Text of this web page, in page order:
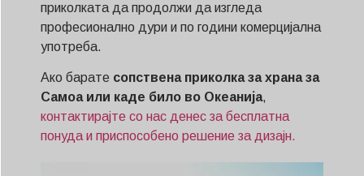
приколката да продолжи да изгледа
професионално дури и по години комерцијална
употреба.
Ако барате сопствена приколка за храна за
Самоа или каде било во Океанија,
контактирајте со нас денес за бесплатна
понуда и приспособено решение за дизајн.